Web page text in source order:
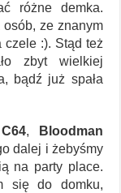
różne demka.
osób, ze znanym
czele :). Stąd też
zbyt wielkiej
bądź już spała
C64,
Bloodman
dalej i żebyśmy
na party place.
się do domku,